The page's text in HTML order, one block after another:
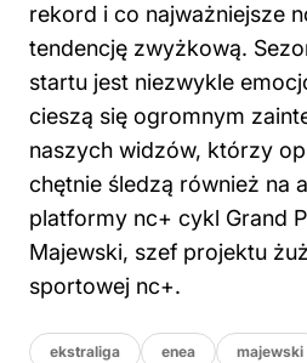
rekord i co najważniejsze
tendencję zwyżkową.
startu jest niezwykle
cieszą się ogromnym
naszych widzów, którzy
chętnie śledzą również na
platformy nc+ cykl Grand
Majewski, szef projektu
sportowej nc+.
ekstraliga enea majewski